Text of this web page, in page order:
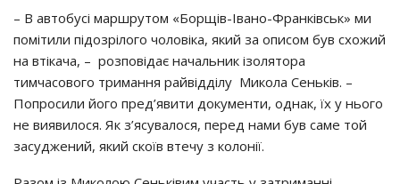
– В автобусі маршрутом «Борщів-Івано-Франківськ» ми
помітили підозрілого чоловіка, який за описом був схожий
на втікача, – розповідає начальник ізолятора
тимчасового тримання райвідділу Микола Сеньків. –
Попросили його пред’явити документи, однак, їх у нього
не виявилося. Як з’ясувалося, перед нами був саме той
засуджений, який скоїв втечу з колонії.